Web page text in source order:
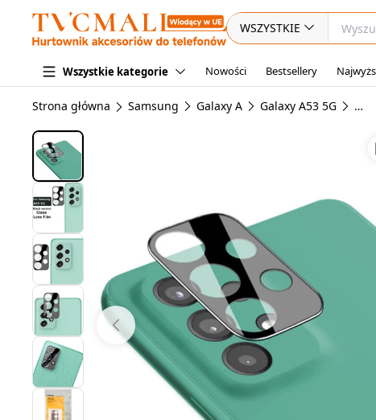
WSZYSTKIE
Wszystkie kategorie Nowości Bestsellery
Strona główna Samsung Galaxy A Galaxy A53 5G